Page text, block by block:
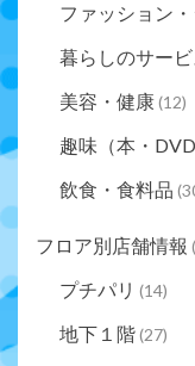
ファッション
暮らしのサービ
美容・健康(12)
趣味（本・
飲食・食料品
フロア別店舗情報
プチパリ (14)
地下１階(27)